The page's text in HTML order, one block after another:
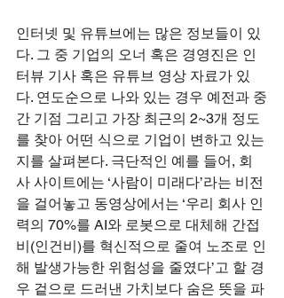
인터넷 및 유튜브에는 많은 정보들이 있
다. 그 중 기업의 오너 혹은 경영진은 인
터뷰 기사 혹은 유튜브 영상 자료가 있
다. 연도순으로 나와 있는 경우 예전과 중
간 기점 그리고 가장 최근의 2~3개 정도
를 찾아 어떤 식으로 기업이 변하고 있는
지를 살펴본다. 극단적인 예를 들어, 회
사 사이트에는 ‘사람이 미래다’라는 비전
을 걸어놓고 동영상에서는 ‘우리 회사 인
력의 70%를 AI와 로봇으로 대체해 간접
비(인건비)를 혁신적으로 줄여 노조로 인
해 발생가능한 위험성을 줄였다’고 할 경
우 겉으로 드러낸 가치보다 숨은 뜻을 파